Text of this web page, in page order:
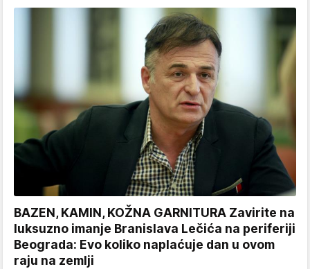
BAZEN, KAMIN, KOŽNA GARNITURA Zavirite na
luksuzno imanje Branislava Lečića na periferiji
Beograda: Evo koliko naplaćuje dan u ovom
raju na zemlji